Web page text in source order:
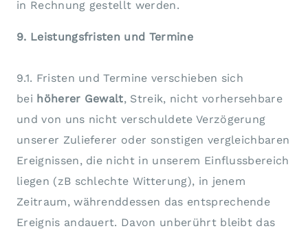
in Rechnung gestellt werden.
9. Leistungsfristen und Termine
9.1. Fristen und Termine verschieben sich
bei höherer Gewalt, Streik, nicht vorhersehbare
und von uns nicht verschuldete Verzögerung
unserer Zulieferer oder sonstigen vergleichbaren
Ereignissen, die nicht in unserem Einflussbereich
liegen (zB schlechte Witterung), in jenem
Zeitraum, währenddessen das entsprechende
Ereignis andauert. Davon unberührt bleibt das